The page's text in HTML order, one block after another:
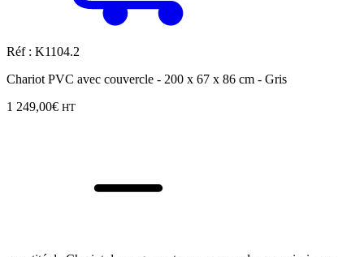
Réf : K1104.2
Chariot PVC avec couvercle - 200 x 67 x 86 cm - Gris
1 249,00€ HT